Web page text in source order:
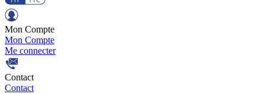
Mon Compte
Mon Compte
Me connecter
Contact
Contact